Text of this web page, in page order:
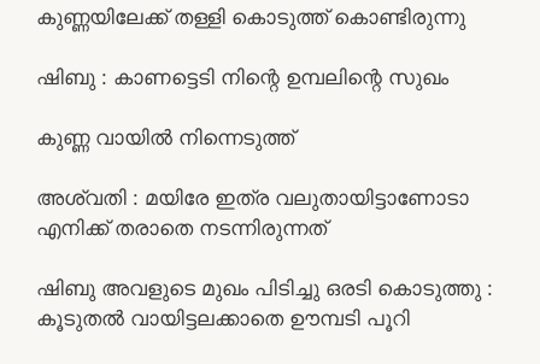
കുണ്ണയിലേക്ക് തള്ളി കൊടുത്ത് കൊണ്ടിരുന്നു
ഷിബു : കാണട്ടെടി നിന്റെ ഉമ്പലിന്റെ സുഖം
കുണ്ണ വായിൽ നിന്നെടുത്ത്
അശ്വതി : മയിരേ ഇത്ര വലുതായിട്ടാണോടാ
എനിക്ക് തരാതെ നടന്നിരുന്നത്
ഷിബു അവളുടെ മുഖം പിടിച്ചു ഒരടി കൊടുത്തു :
കൂടുതൽ വായിട്ടലക്കാതെ ഊമ്പടി പൂറി